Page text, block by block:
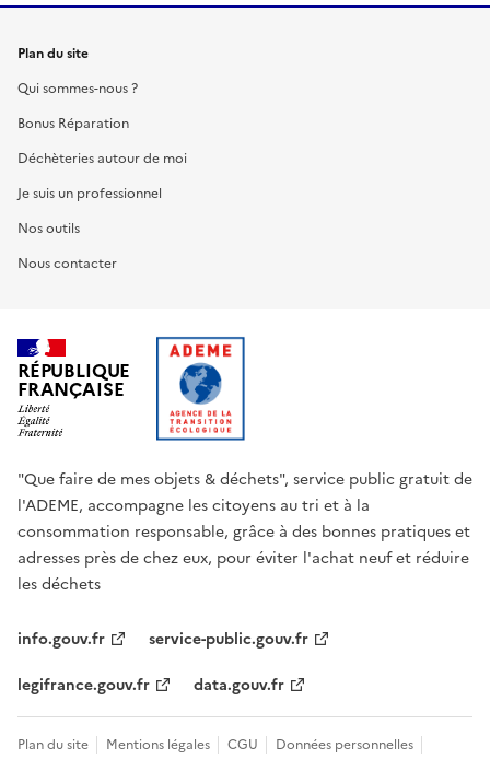
Plan du site
Qui sommes-nous ?
Bonus Réparation
Déchèteries autour de moi
Je suis un professionnel
Nos outils
Nous contacter
RÉPUBLIQUE
FRANÇAISE
"Que faire de mes objets & déchets", service public gratuit de
l'ADEME, accompagne les citoyens au tri et à la
consommation responsable, grâce à des bonnes pratiques et
adresses près de chez eux, pour éviter l'achat neuf et réduire
les déchets
info.gouv.fr
service-public.gouv.fr
legifrance.gouv.fr
data.gouv.fr
Plan du site Mentions légales CGU Données personnelles